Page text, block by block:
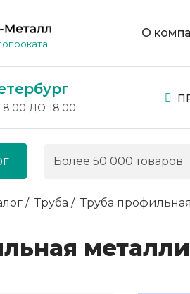
О
ДО 18:00
Труба Труба профильная